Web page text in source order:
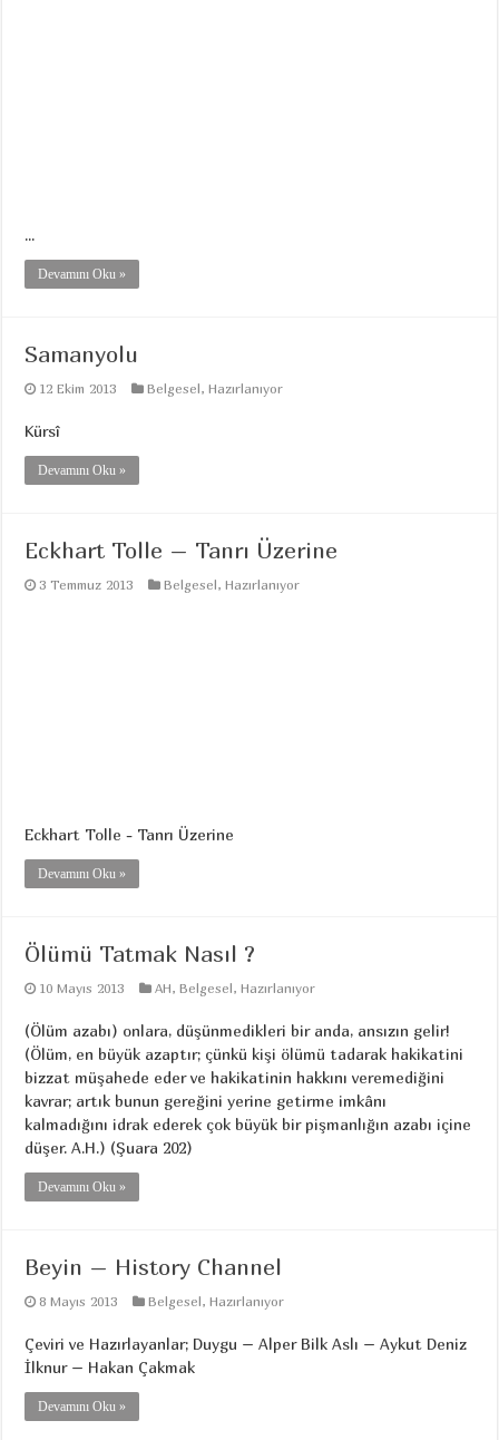
...
Devamını Oku »
Samanyolu
12 Ekim 2013 Belgesel,Hazırlanıyor
Kürsî
Devamını Oku »
Eckhart Tolle – Tanrı Üzerine
3 Temmuz 2013 Belgesel,Hazırlanıyor
Eckhart Tolle - Tanrı Üzerine
Devamını Oku »
Ölümü Tatmak Nasıl ?
10 Mayıs 2013 AH,Belgesel,Hazırlanıyor
(Ölüm azabı) onlara, düşünmedikleri bir anda, ansızın gelir!
(Ölüm, en büyük azaptır; çünkü kişi ölümü tadarak hakikatini
bizzat müşahede eder ve hakikatinin hakkını veremediğini
kavrar; artık bunun gereğini yerine getirme imkânı
kalmadığını idrak ederek çok büyük bir pişmanlığın azabı içine
düşer. A.H.) (Şuara 202)
Devamını Oku »
Beyin – History Channel
8 Mayıs 2013 Belgesel,Hazırlanıyor
Çeviri ve Hazırlayanlar; Duygu – Alper Bilk Aslı – Aykut Deniz
İlknur – Hakan Çakmak
Devamını Oku »